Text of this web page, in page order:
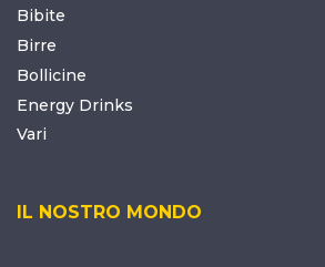
Bibite
Birre
Bollicine
Energy Drinks
Vari
IL NOSTRO MONDO